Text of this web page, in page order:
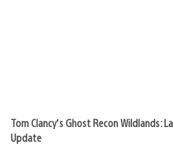
Tom Clancy’s Ghost Recon Wildlands:
Update